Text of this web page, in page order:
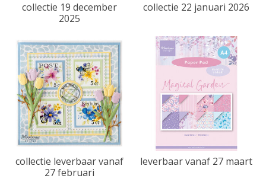
collectie 19 december
2025
collectie 22 januari 2026
collectie leverbaar vanaf
27 februari
leverbaar vanaf 27 maart